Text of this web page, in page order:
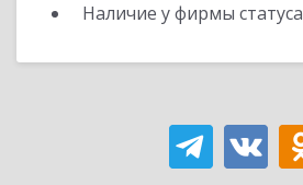
Наличие у фирмы статуса